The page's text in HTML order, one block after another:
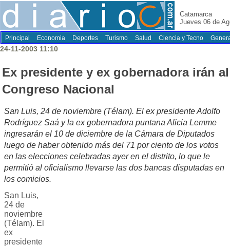
Catamarca
Jueves 06 de
Principal Economia Deportes Turismo Salud Ciencia y Tecno
24-11-2003 11:10
Ex presidente y ex gobernadora irán al
Congreso Nacional
San Luis, 24 de noviembre (Télam). El ex presidente Adolfo
Rodríguez Saá y la ex gobernadora puntana Alicia Lemme
ingresarán el 10 de diciembre de la Cámara de Diputados
luego de haber obtenido más del 71 por ciento de los votos
en las elecciones celebradas ayer en el distrito, lo que le
permitió al oficialismo llevarse las dos bancas disputadas en
los comicios.
San Luis,
24 de
noviembre
(Télam). El
ex
presidente